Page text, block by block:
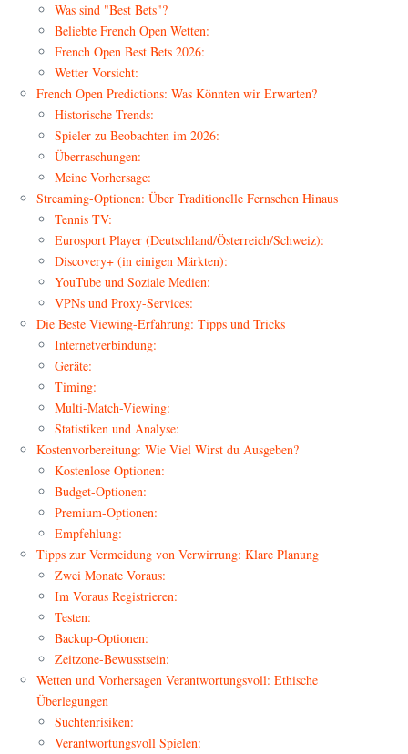
Was sind "Best Bets"?
Beliebte French Open Wetten:
French Open Best Bets 2026:
Wetter Vorsicht:
French Open Predictions: Was Könnten wir Erwarten?
Historische Trends:
Spieler zu Beobachten im 2026:
Überraschungen:
Meine Vorhersage:
Streaming-Optionen: Über Traditionelle Fernsehen Hinaus
Tennis TV:
Eurosport Player (Deutschland/Österreich/Schweiz):
Discovery+ (in einigen Märkten):
YouTube und Soziale Medien:
VPNs und Proxy-Services:
Die Beste Viewing-Erfahrung: Tipps und Tricks
Internetverbindung:
Geräte:
Timing:
Multi-Match-Viewing:
Statistiken und Analyse:
Kostenvorbereitung: Wie Viel Wirst du Ausgeben?
Kostenlose Optionen:
Budget-Optionen:
Premium-Optionen:
Empfehlung:
Tipps zur Vermeidung von Verwirrung: Klare Planung
Zwei Monate Voraus:
Im Voraus Registrieren:
Testen:
Backup-Optionen:
Zeitzone-Bewusstsein:
Wetten und Vorhersagen Verantwortungsvoll: Ethische
Überlegungen
Suchtenrisiken:
Verantwortungsvoll Spielen: